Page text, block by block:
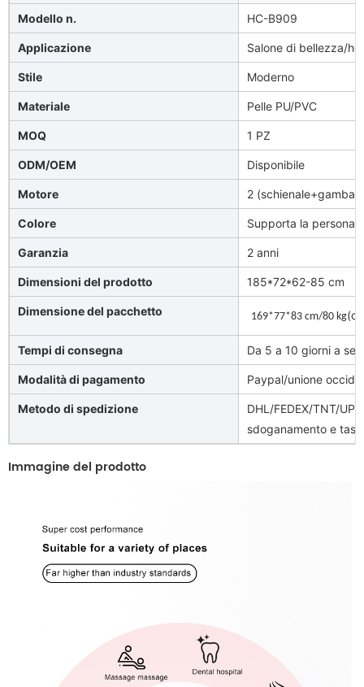
Modello n. HC-B909
Applicazione Salone di bellezza/
Stile Moderno
Materiale Pelle PU/PVC
MOQ 1 PZ
ODM/OEM Disponibile
Motore 2
Colore Supporta la
Garanzia 2 anni
Dimensioni del prodotto 185*72*62-85 cm
Dimensione del pacchetto 169*77*83 cm/80 kg
Tempi di consegna Da 5 a 10 giorni a
Modalità di pagamento Paypal/unione
Metodo di spedizione
DHL/FEDEX/TNT/
sdoganamento e
Immagine del prodotto